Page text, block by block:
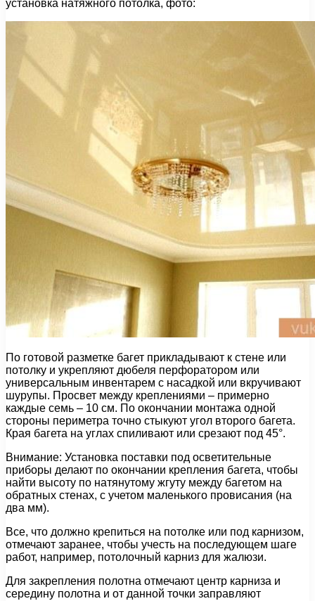
установка натяжного потолка, фото:
По готовой разметке багет прикладывают к стене или
потолку и укрепляют дюбеля перфоратором или
универсальным инвентарем с насадкой или вкручивают
шурупы. Просвет между креплениями – примерно
каждые семь – 10 см. По окончании монтажа одной
стороны периметра точно стыкуют угол второго багета.
Края багета на углах спиливают или срезают под 45°.
Внимание: Установка поставки под осветительные
приборы делают по окончании крепления багета, чтобы
найти высоту по натянутому жгуту между багетом на
обратных стенах, с учетом маленького провисания (на
два мм).
Все, что должно крепиться на потолке или под карнизом,
отмечают заранее, чтобы учесть на последующем шаге
работ, например, потолочный карниз для жалюзи.
Для закрепления полотна отмечают центр карниза и
середину полотна и от данной точки заправляют